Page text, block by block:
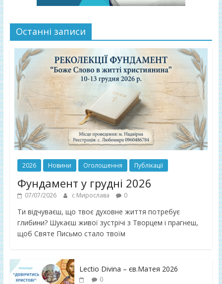
Останні записи
2026 Новини Оголошення Публікації
Фундамент у грудні 2026
07/07/2026 с Мирослава 0
Ти відчуваєш, що твоє духовне життя потребує
глибини? Шукаєш живої зустрічі з Творцем і прагнеш,
щоб Святе Письмо стало твоїм
Lectio Divina – єв.Матея 2026
0